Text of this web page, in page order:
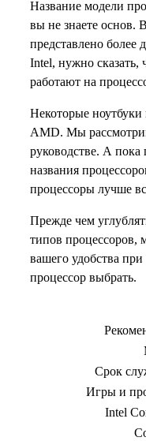
Название модели
вы не знаете основ.
представлено более
Intel, нужно сказать,
работают на
Некоторые
AMD. Мы
руководстве. А
названия
процессоры лучше
Прежде чем
типов процессоров,
вашего удобства
процессор выбрать.
Срок
Игры и
Intel